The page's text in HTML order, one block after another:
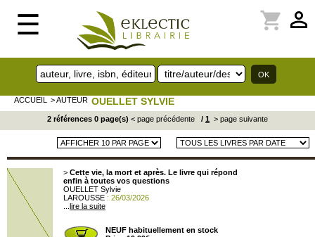
☰ perm_identity
shopping_cart
ACCUEIL > AUTEUR OUELLET SYLVIE
2 références 0 page(s) < page précédente / 1 > page suivante
> Cette vie, la mort et après. Le livre qui répond
enfin à toutes vos questions
OUELLET Sylvie
LAROUSSE : 26/03/2026
lire la suite
NEUF habituellement en stock